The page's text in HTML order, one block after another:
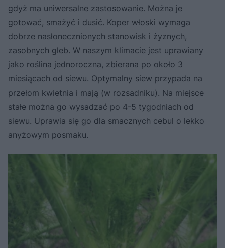
gdyż ma uniwersalne zastosowanie. Można je
gotować, smażyć i dusić. Koper włoski wymaga
dobrze nasłonecznionych stanowisk i żyznych,
zasobnych gleb. W naszym klimacie jest uprawiany
jako roślina jednoroczna, zbierana po około 3
miesiącach od siewu. Optymalny siew przypada na
przełom kwietnia i mają (w rozsadniku). Na miejsce
stałe można go wysadzać po 4-5 tygodniach od
siewu. Uprawia się go dla smacznych cebul o lekko
anyżowym posmaku.